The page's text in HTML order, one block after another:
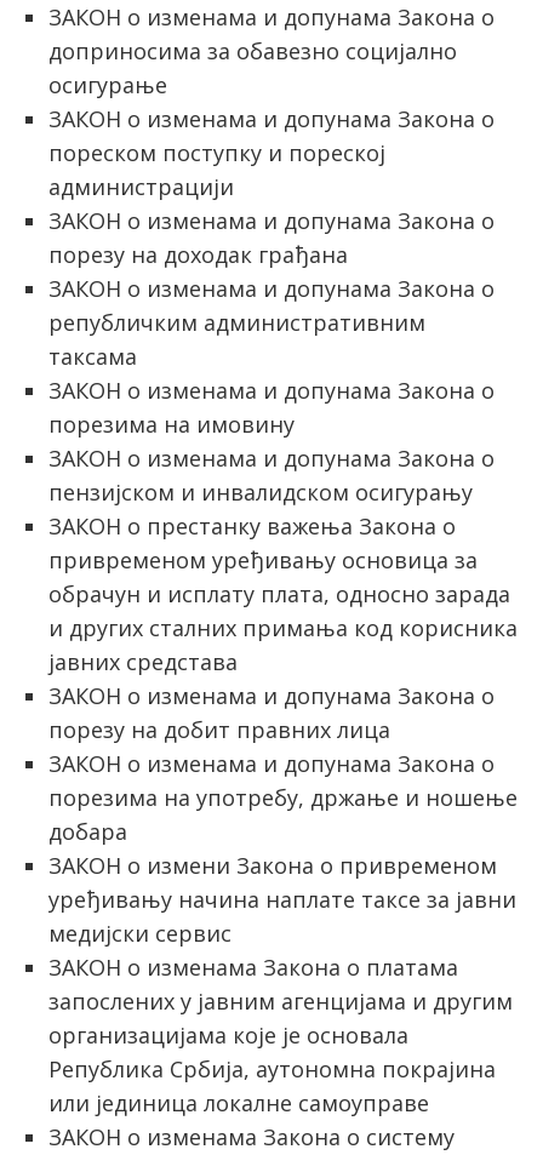
ЗАКОН о изменама и допунама Закона о
доприносима за обавезно социјално
осигурање
ЗАКОН о изменама и допунама Закона о
пореском поступку и пореској
администрацији
ЗАКОН о изменама и допунама Закона о
порезу на доходак грађана
ЗАКОН о изменама и допунама Закона о
републичким административним
таксама
ЗАКОН о изменама и допунама Закона о
порезима на имовину
ЗАКОН о изменама и допунама Закона о
пензијском и инвалидском осигурању
ЗАКОН о престанку важења Закона о
привременом уређивању основица за
обрачун и исплату плата, односно зарада
и других сталних примања код корисника
јавних средстава
ЗАКОН о изменама и допунама Закона о
порезу на добит правних лица
ЗАКОН о изменама и допунама Закона о
порезима на употребу, држање и ношење
добара
ЗАКОН о измени Закона о привременом
уређивању начина наплате таксе за јавни
медијски сервис
ЗАКОН о изменама Закона о платама
запослених у јавним агенцијама и другим
организацијама које је основала
Република Србија, аутономна покрајина
или јединица локалне самоуправе
ЗАКОН о изменама Закона о систему